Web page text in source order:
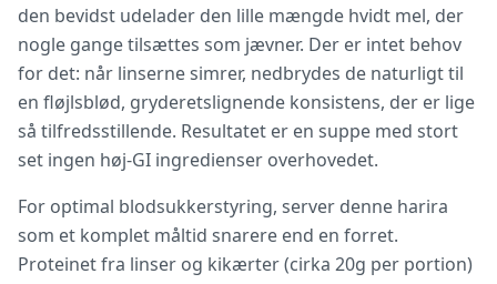
den bevidst udelader den lille mængde hvidt mel, der
nogle gange tilsættes som jævner. Der er intet behov
for det: når linserne simrer, nedbrydes de naturligt til
en fløjlsblød, gryderetslignende konsistens, der er lige
så tilfredsstillende. Resultatet er en suppe med stort
set ingen høj-GI ingredienser overhovedet.
For optimal blodsukkerstyring, server denne harira
som et komplet måltid snarere end en forret.
Proteinet fra linser og kikærter (cirka 20g per portion)